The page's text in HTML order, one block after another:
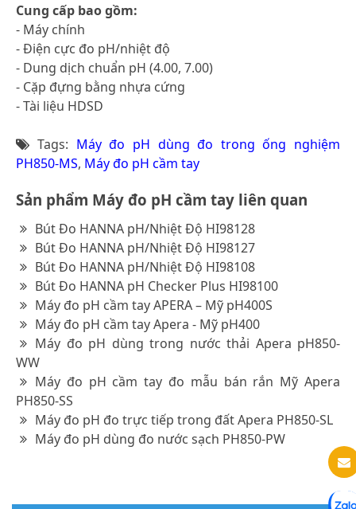
Cung cấp bao gồm:
- Máy chính
- Điện cực đo pH/nhiệt độ
- Dung dịch chuẩn pH (4.00, 7.00)
- Cặp đựng bằng nhựa cứng
- Tài liệu HDSD
Tags: Máy đo pH dùng đo trong ống nghiệm
PH850-MS, Máy đo pH cầm tay
Sản phẩm Máy đo pH cầm tay liên quan
Bút Đo HANNA pH/Nhiệt Độ HI98128
Bút Đo HANNA pH/Nhiệt Độ HI98127
Bút Đo HANNA pH/Nhiệt Độ HI98108
Bút Đo HANNA pH Checker Plus HI98100
Máy đo pH cầm tay APERA – Mỹ pH400S
Máy đo pH cầm tay Apera - Mỹ pH400
Máy đo pH dùng trong nước thải Apera pH850-
WW
Máy đo pH cầm tay đo mẫu bán rắn Mỹ Apera
PH850-SS
Máy đo pH đo trực tiếp trong đất Apera PH850-SL
Máy đo pH dùng đo nước sạch PH850-PW